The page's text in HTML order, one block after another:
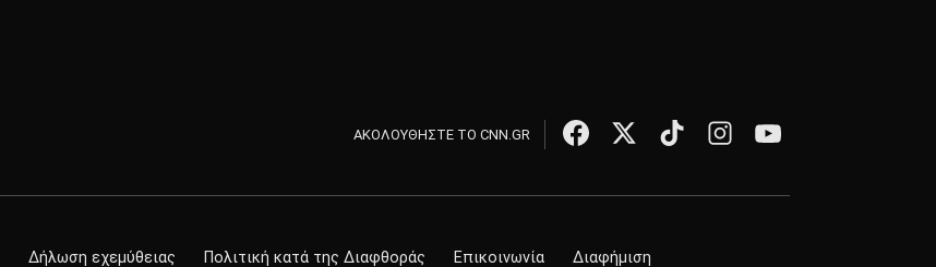
ΑΚΟΛΟΥΘΗΣΤΕ ΤΟ CNN.GR
Δήλωση εχεμύθειας Πολιτική κατά της Διαφθοράς Επικοινωνία Διαφήμιση